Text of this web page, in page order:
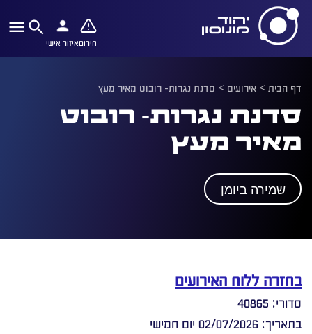
חירוםאיזור אישי
דף הבית> אירועים > סדנת נגרות- רובוט מאיר מעץ
סדנת נגרות- רובוט
מאיר מעץ
שמירה ביומן
בחזרה ללוח האירועים
סדורי: 40865
בתאריך: 02/07/2026 יום חמישי